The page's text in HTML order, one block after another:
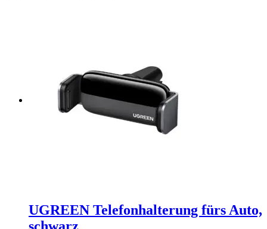
UGREEN Telefonhalterung fürs Auto,